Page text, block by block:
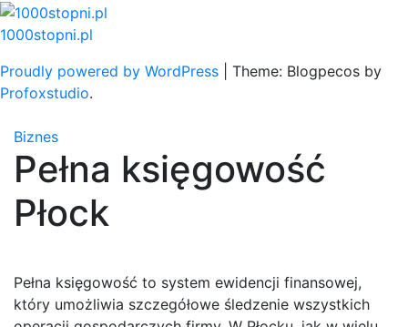
Skip
to
1000stopni.pl
Proudly powered by WordPress
Theme: Blogpecos by
Profoxstudio.
Biznes
Pełna księgowość
Płock
Pełna księgowość to system ewidencji finansowej,
który umożliwia szczegółowe śledzenie wszystkich